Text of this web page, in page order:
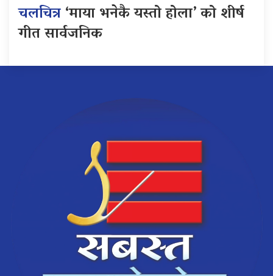
चलचित्र‘माया भनेकै यस्तो होला’ को शीर्ष
गीत सार्वजनिक